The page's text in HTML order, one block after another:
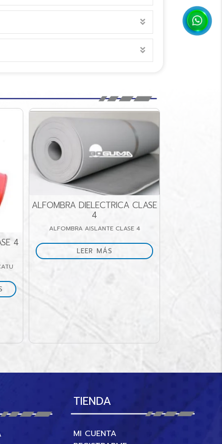
EXPAND
EXPAND
DIELECTRICA CLASE
AISLANTE CLASE 4
LEER MÁS
TIENDA
MI CUENTA